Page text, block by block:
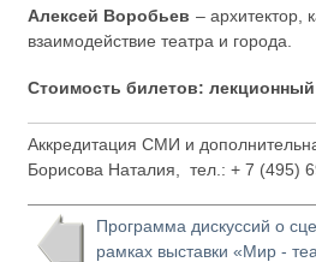
Алексей Воробьев – архитектор,
взаимодействие театра и города.
Стоимость билетов:
Аккредитация СМИ и
Борисова Наталия, тел.: + 7 (495)
Программа дискуссий о
рамках выставки «Мир -